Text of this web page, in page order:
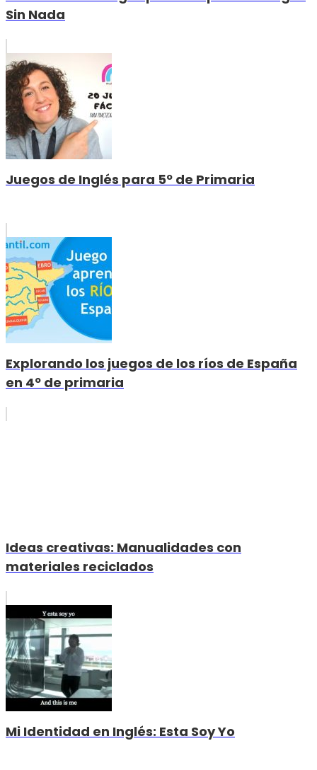
Sin Nada
Juegos de Inglés para 5º de Primaria
Explorando los juegos de los ríos de España
en 4º de primaria
Ideas creativas: Manualidades con
materiales reciclados
Mi Identidad en Inglés: Esta Soy Yo